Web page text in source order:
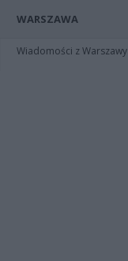
WARSZAWA
Wiadomości z Warszawy